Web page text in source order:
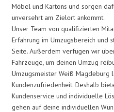
Möbel und Kartons und sorgen
unversehrt am Zielort ankommt.
Unser Team von qualifizierten
Erfahrung im Umzugsbereich
Seite. Außerdem verfügen wir
Fahrzeuge, um deinen Umzug
Umzugsmeister Weiß Magdeburg
Kundenzufriedenheit. Deshalb
Kundenservice und individuelle
gehen auf deine individuellen